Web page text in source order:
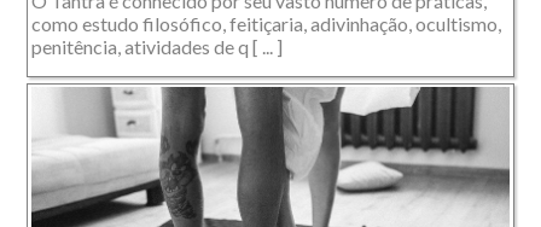
como estudo filosófico, feitiçaria, adivinhação, ocultismo,
penitência, atividades de q [ ... ]